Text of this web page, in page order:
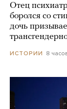
Отец
боролся со
дочь
ИСТОРИИ 8